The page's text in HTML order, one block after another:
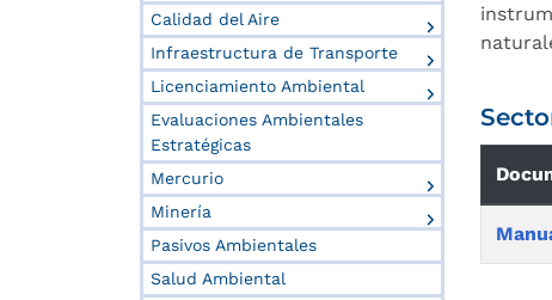
Calidad del Aire
Infraestructura de Transporte
Licenciamiento Ambiental
Evaluaciones Ambientales
Estratégicas
Mercurio
Minería
Pasivos Ambientales
Salud Ambiental